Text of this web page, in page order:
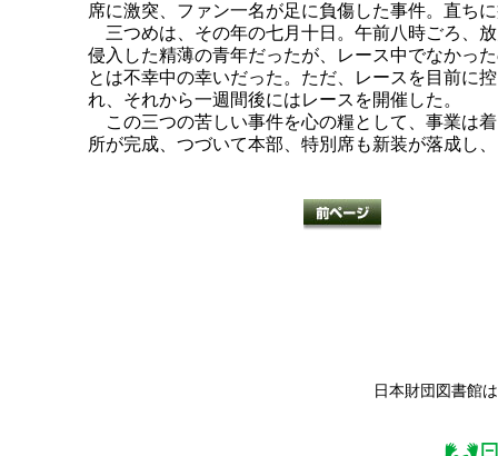
席に激突、ファン一名が足に負傷した事件。直ち
三つめは、その年の七月十日。午前八時ごろ、
侵入した精薄の青年だったが、レース中でなかっ
とは不幸中の幸いだった。ただ、レースを目前に
れ、それから一週間後にはレースを開催した。
この三つの苦しい事件を心の糧として、事業は
所が完成、つづいて本部、特別席も新装が落成し
日本財団図書館